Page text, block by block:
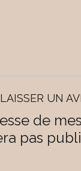
LAISSER UN
de
pas